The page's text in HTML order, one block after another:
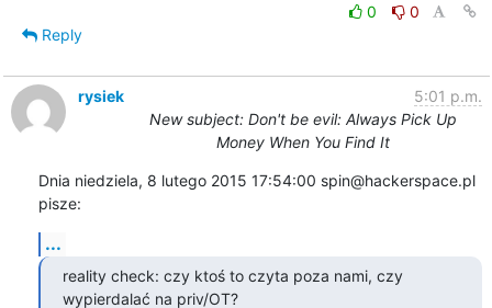
0
0
Reply
rysiek
5:01 p.m.
New subject: Don't be evil: Always Pick Up
Money When You Find It
Dnia niedziela, 8 lutego 2015 17:54:00 spin@hackerspace.pl
pisze:
...
reality check: czy ktoś to czyta poza nami, czy
wypierdalać na priv/OT?